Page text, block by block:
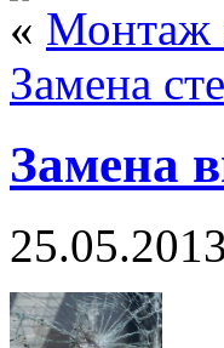
« Монтаж
Замена
Замена